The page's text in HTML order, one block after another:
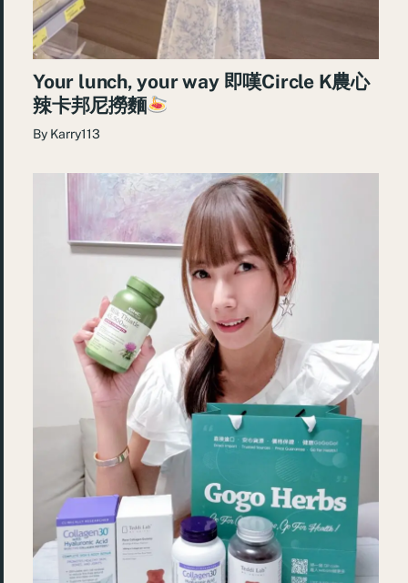
Your lunch, your way 即嘆Circle K農心
辣卡邦尼撈麵
By Karry113